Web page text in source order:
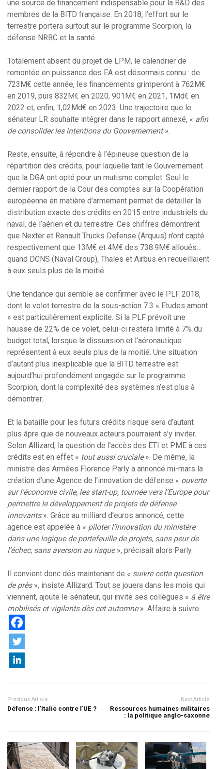
une source de financement indispensable pour la R&D des
membres de la BITD française. En 2018, l’effort sur le
terrestre portera surtout sur le programme Scorpion, la
défense NRBC et la santé.
Totalement absent du projet de LPM, le calendrier de
remontée en puissance des EA est désormais connu : de
723M€ cette année, les financements grimperont à 762M€
en 2019, puis 832M€ en 2020, 901M€ en 2021, 1Md€ en
2022 et, enfin, 1,02Md€ en 2023. Une trajectoire que le
sénateur LR souhaite intégrer dans le rapport annexé, « afin
de consolider les intentions du Gouvernement».
Reste, ensuite, à répondre à l’épineuse question de la
répartition des crédits, pour laquelle tant le Gouvernement
que la DGA ont opté pour un mutisme complet. Seul le
dernier rapport de la Cour des comptes sur la Coopération
européenne en matière d’armement permet de détailler la
distribution exacte des crédits en 2015 entre industriels du
naval, de l’aérien et du terrestre. Ces chiffres démontrent
que Nexter et Renault Trucks Defense (Arquus) n’ont capté
respectivement que 13M€ et 4M€ des 738.9M€ alloués…
quand DCNS (Naval Group), Thales et Airbus en recueillaient
à eux seuls plus de la moitié.
Une tendance qui semble se confirmer avec le PLF 2018,
dont le volet terrestre de la sous-action 7.3 « Etudes amont
» est particulièrement explicite. Si la PLF prévoit une
hausse de 22% de ce volet, celui-ci restera limité à 7% du
budget total, lorsque la dissuasion et l’aéronautique
représentent à eux seuls plus de la moitié. Une situation
d’autant plus inexplicable que la BITD terrestre est
aujourd’hui profondément engagée sur le programme
Scorpion, dont la complexité des systèmes n’est plus à
démontrer.
Et la bataille pour les futurs crédits risque sera d’autant
plus âpre que de nouveaux acteurs pourraient s’y inviter.
Selon Allizard, la question de l’accès des ETI et PME à ces
crédits est en effet « tout aussi cruciale». De même, la
ministre des Armées Florence Parly a annoncé mi-mars la
création d’une Agence de l’innovation de défense « ouverte
sur l’économie civile, les start-up, tournée vers l’Europe pour
permettre le développement de projets de défense
innovants». Grâce au milliard d’euros annoncé, cette
agence est appelée à « piloter l’innovation du ministère
dans une logique de portefeuille de projets, sans peur de
l’échec, sans aversion au risque», précisait alors Parly.
Il convient donc dés maintenant de « suivre cette question
de près», insiste Allizard. Tout se jouera dans les mois qui
viennent, ajoute le sénateur, qui invite ses collègues « à être
mobilisés et vigilants dès cet automne». Affaire à suivre.
Previous Article
Défense : l'Italie contre l'UE ?
Next Article
Ressources humaines militaires
: la politique anglo-saxonne